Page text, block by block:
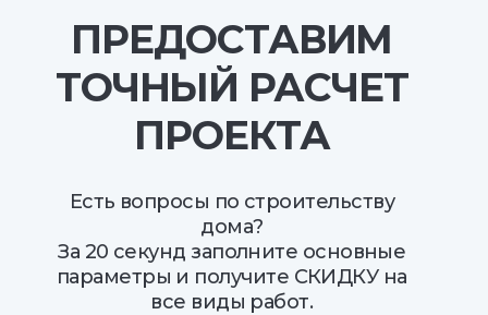
ПРЕДОСТАВИМ
ТОЧНЫЙ РАСЧЕТ
ПРОЕКТА
Есть вопросы по строительству
дома?
За 20 секунд заполните основные
параметры и получите СКИДКУ на
все виды работ.